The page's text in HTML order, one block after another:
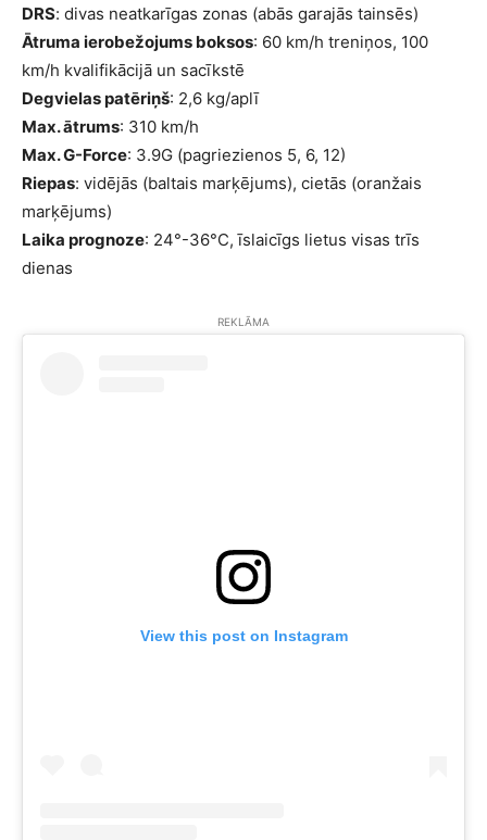
DRS: divas neatkarīgas zonas (abās garajās tainsēs)
Ātruma ierobežojums boksos: 60 km/h treniņos, 100
km/h kvalifikācijā un sacīkstē
Degvielas patēriņš: 2,6 kg/aplī
Max. ātrums: 310 km/h
Max. G-Force: 3.9G (pagriezienos 5, 6, 12)
Riepas: vidējās (baltais marķējums), cietās (oranžais
marķējums)
Laika prognoze: 24°-36°C, īslaicīgs lietus visas trīs
dienas
REKLĀMA
View this post on Instagram